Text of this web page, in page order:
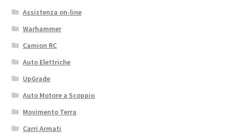
Assistenza on-line
Warhammer
Camion RC
Auto Elettriche
UpGrade
Auto Motore a Scoppio
Movimento Terra
Carri Armati